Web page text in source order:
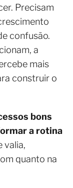
Precisam
confusão.
a
mais
construir o
bons
a rotina
valia,
quanto na